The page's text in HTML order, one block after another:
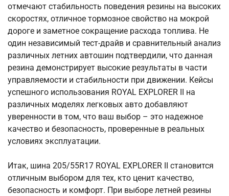
отмечают стабильность поведения резины на высоких
скоростях, отличное тормозное свойство на мокрой
дороге и заметное сокращение расхода топлива. Не
один независимый тест-драйв и сравнительный анализ
различных летних автошин подтвердили, что данная
резина демонстрирует высокие результаты в части
управляемости и стабильности при движении. Кейсы
успешного использования ROYAL EXPLORER II на
различных моделях легковых авто добавляют
уверенности в том, что ваш выбор – это надежное
качество и безопасность, проверенные в реальных
условиях эксплуатации.
Итак, шина 205/55R17 ROYAL EXPLORER II становится
отличным выбором для тех, кто ценит качество,
безопасность и комфорт. При выборе летней резины